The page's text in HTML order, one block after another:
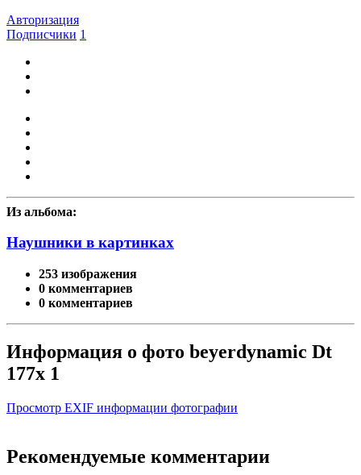
Авторизация
Подписчики 1
Из альбома:
Наушники в картинках
253 изображения
0 комментариев
0 комментариев
Информация о фото beyerdynamic Dt
177x 1
Просмотр EXIF информации фотографии
Рекомендуемые комментарии